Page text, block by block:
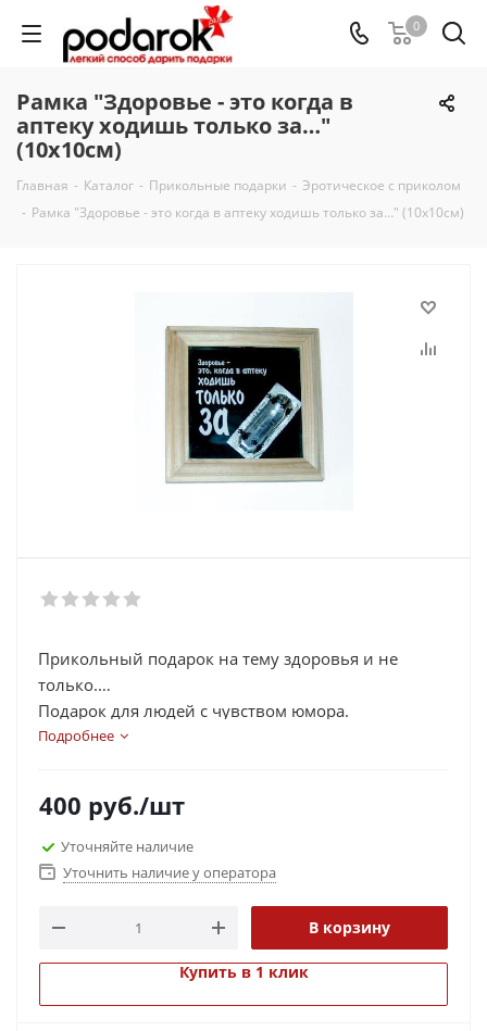
0
Рамка "Здоровье - это когда в
аптеку ходишь только за…"
(10х10см)
Главная - Каталог - Прикольные подарки - Эротическое с приколом
- Рамка "Здоровье - это когда в аптеку ходишь только за…" (10х10см)
Прикольный подарок на тему здоровья и не
только.
Подарок для людей с чувством юмора.
Подробнее
400 руб./шт
Уточняйте наличие
Уточнить наличие у оператора
В корзину
Купить в 1 клик